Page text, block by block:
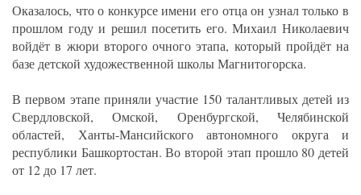
Оказалось, что о конкурсе имени его отца он узнал только в
прошлом году и решил посетить его. Михаил Николаевич
войдёт в жюри второго очного этапа, который пройдёт на
базе детской художественной школы Магнитогорска.
В первом этапе приняли участие 150 талантливых детей из
Свердловской, Омской, Оренбургской, Челябинской
областей, Ханты-Мансийского автономного округа и
республики Башкортостан. Во второй этап прошло 80 детей
от 12 до 17 лет.